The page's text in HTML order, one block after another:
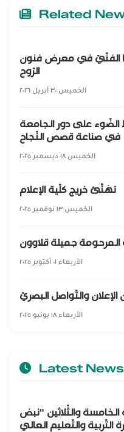
Related
الفنّيّ في معرض فنون
الرّوح
الخميس ٣٠ أبريل ٢٠٢٦
الضّوء على دور الجامعة
في صناعة قصص النّجاح
الخميس ١٨ ديسمبر ٢٠٢٥
نهَنِّئ خريج كلّية الإعلام
الخميس ١٣ نوفمبر ٢٠٢٥
المرحومة جميلة قلاوون
الأربعاء ٠١ أكتوبر ٢٠٢٥
والتّواصل البصريّ
الأربعاء ١٨ يونيو ٢٠٢٥
Latest News
الخامسة والثّلاثين "نبض
التّربية والتّعليم العالي